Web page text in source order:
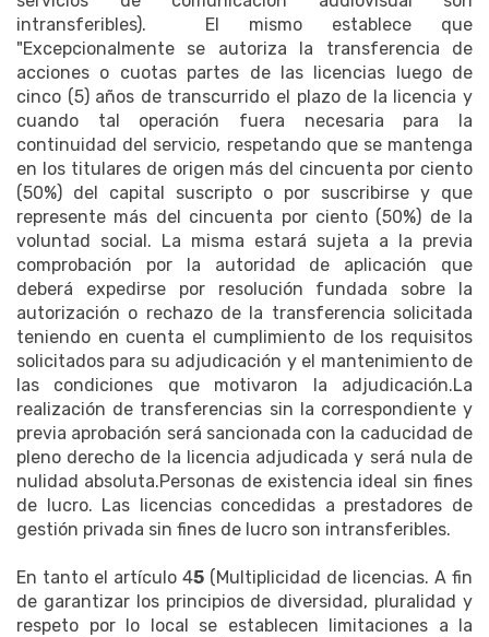
intransferibles). El mismo establece que
"Excepcionalmente se autoriza la transferencia de
acciones o cuotas partes de las licencias luego de
cinco (5) años de transcurrido el plazo de la licencia y
cuando tal operación fuera necesaria para la
continuidad del servicio, respetando que se mantenga
en los titulares de origen más del cincuenta por ciento
(50%) del capital suscripto o por suscribirse y que
represente más del cincuenta por ciento (50%) de la
voluntad social. La misma estará sujeta a la previa
comprobación por la autoridad de aplicación que
deberá expedirse por resolución fundada sobre la
autorización o rechazo de la transferencia solicitada
teniendo en cuenta el cumplimiento de los requisitos
solicitados para su adjudicación y el mantenimiento de
las condiciones que motivaron la adjudicación.La
realización de transferencias sin la correspondiente y
previa aprobación será sancionada con la caducidad de
pleno derecho de la licencia adjudicada y será nula de
nulidad absoluta.Personas de existencia ideal sin fines
de lucro. Las licencias concedidas a prestadores de
gestión privada sin fines de lucro son intransferibles.
En tanto el artículo 45 (Multiplicidad de licencias. A fin
de garantizar los principios de diversidad, pluralidad y
respeto por lo local se establecen limitaciones a la